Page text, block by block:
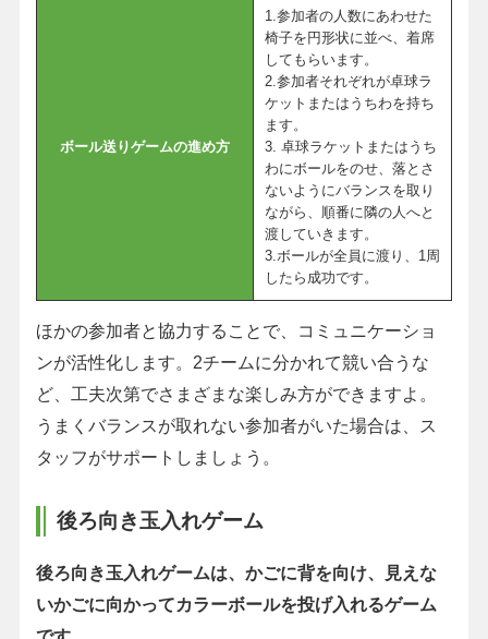
ボール送りゲームの進め方
1.参加者の人数にあわせた
椅子を円形状に並べ、着席
してもらいます。
2.参加者それぞれが卓球ラ
ケットまたはうちわを持ち
ます。
3. 卓球ラケットまたはうち
わにボールをのせ、落とさ
ないようにバランスを取り
ながら、順番に隣の人へと
渡していきます。
3.ボールが全員に渡り、1周
したら成功です。
ほかの参加者と協力することで、コミュニケーショ
ンが活性化します。2チームに分かれて競い合うな
ど、工夫次第でさまざまな楽しみ方ができますよ。
うまくバランスが取れない参加者がいた場合は、ス
タッフがサポートしましょう。
後ろ向き玉入れゲーム
後ろ向き玉入れゲームは、かごに背を向け、見えな
いかごに向かってカラーボールを投げ入れるゲーム